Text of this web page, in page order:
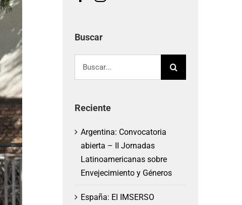
Buscar
Reciente
Argentina: Convocatoria
abierta – II Jornadas
Latinoamericanas sobre
Envejecimiento y Géneros
España: El IMSERSO